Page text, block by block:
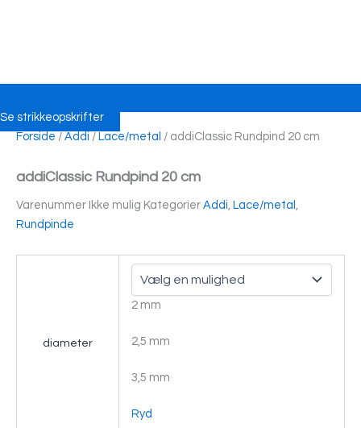
Se strikkeopskrifter
Forside / Addi / Lace/metal / addiClassic Rundpind 20 cm
addiClassic Rundpind 20 cm
Varenummer Ikke mulig Kategorier Addi Lace/metal
Rundpinde
diameter
2 mm
2,5 mm
3,5 mm
Ryd